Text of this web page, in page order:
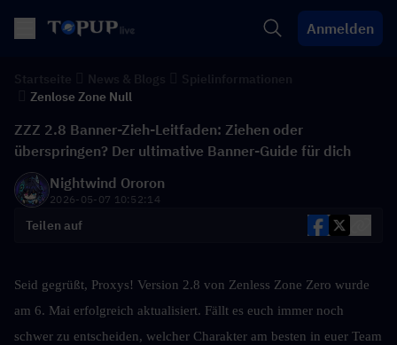
Anmelden
Zenlose Zone Null
ZZZ 2.8 Banner-Zieh-Leitfaden: Ziehen oder
überspringen? Der ultimative Banner-Guide für dich
Nightwind Ororon
2026-05-07 10:52:14
Teilen auf
Seid gegrüßt, Proxys! Version 2.8 von Zenless Zone Zero wurde
am 6. Mai erfolgreich aktualisiert. Fällt es euch immer noch
schwer zu entscheiden, welcher Charakter am besten in euer Team